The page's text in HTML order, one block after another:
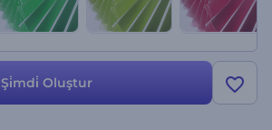
Şi̇mdi̇ Oluştur